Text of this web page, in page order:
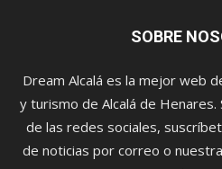
SOBRE
Dream Alcalá es la mejor web
y turismo de Alcalá de
de las redes sociales,
de noticias por correo o